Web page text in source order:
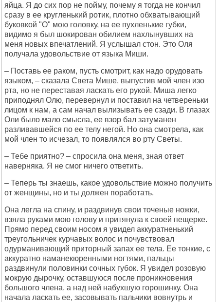
яйца. Я до сих пор не пойму, почему я тогда не кончил
сразу в ее кругленький ротик, плотно обхватывающий
буковкой "О" мою головку, на ее пухленькие губки,
видимо я был шокирован обилием нахлынувших на
меня новых впечатлений. Я услышал стон. Это Оля
получала удовольствие от языка Миши.
– Поставь ее раком, пусть смотрит, как надо орудовать
языком, – сказала Света Мише, выпустив мой член изо
рта, но не переставая ласкать его рукой. Миша легко
приподнял Олю, перевернул и поставил на четвереньки
лицом к нам, а сам начал вылизывать ее сзади. В глазах
Оли было мало смысла, ее взор бал затуманен
разливавшейся по ее телу негой. Но она смотрела, как
мой член то исчезал, то появлялся во рту Светы.
– Тебе приятно? – спросила она меня, зная ответ
наверняка. Я не смог ничего ответить.
– Теперь ты знаешь, какое удовольствие можно получить
от женщины, но и ты должен поработать.
Она легла на спину, и раздвинув свои точеные ножки,
взяла руками мою голову и притянула к своей пещерке.
Прямо перед своим носом я увидел аккуратненький
треугольничек курчавых волос и почувствовал
одурманивающий приторный запах ее тела. Ее тонкие, с
аккуратно наманекюренными ногтями, пальцы
раздвинули половинки сочных губок. Я увидел розовую
мокрую дырочку, оставшуюся после проникновения
большого члена, а над ней набухшую горошинку. Она
начала ласкать ее, засовывать пальчики вовнутрь и